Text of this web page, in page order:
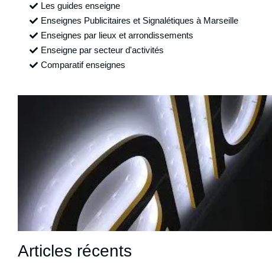
Les guides enseigne
Enseignes Publicitaires et Signalétiques à Marseille
Enseignes par lieux et arrondissements
Enseigne par secteur d'activités
Comparatif enseignes
Articles récents